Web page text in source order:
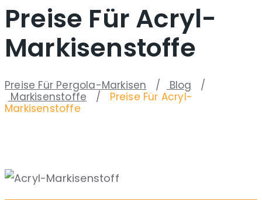
Preise Für Acryl-
Markisenstoffe
Preise Für Pergola-Markisen / Blog /
Markisenstoffe /
Preise Für Acryl-
Markisenstoffe